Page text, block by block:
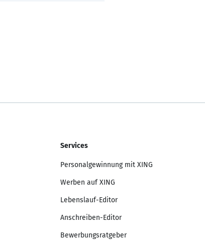
Services
Personalgewinnung mit XING
Werben auf XING
Lebenslauf-Editor
Anschreiben-Editor
Bewerbungsratgeber